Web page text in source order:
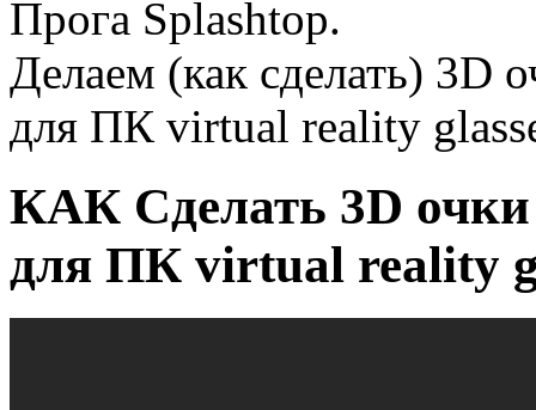
Прога Splashtop.
Делаем (как сделать) 3D
для ПК virtual reality
КАК Сделать 3D очки
для ПК virtual reality